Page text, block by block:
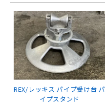
REX/レッキス パイプ受け台 パ
イプスタンド